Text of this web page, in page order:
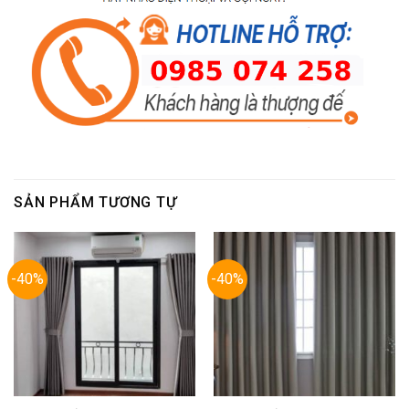
SẢN PHẨM TƯƠNG TỰ
-40% -40%